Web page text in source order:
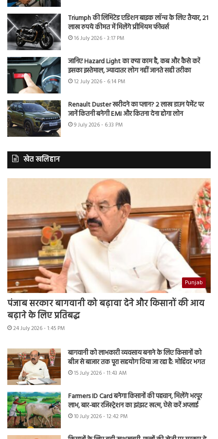
Triumph की लिमिटेड एडिशन बाइक लॉन्च के लिए तैयार, 21
लाख रुपये कीमत में मिलेंगे प्रीमियम फीचर्स
16 July 2026 - 3:17 PM
जानिए Hazard Light का क्या काम है, कब और कैसे करें
इसका इस्तेमाल, ज्यादातर लोग नहीं जानते सही तरीका
12 July 2026 - 6:14 PM
Renault Duster खरीदने का प्लान? 2 लाख डाउन पेमेंट पर
जानें कितनी बनेगी EMI और कितना देना होगा लोन
9 July 2026 - 6:33 PM
खेत खलिहान
Punjab
पंजाब सरकार बागवानी को बढ़ावा देने और किसानों की आय
बढ़ाने के लिए प्रतिबद्ध
24 July 2026 - 1:45 PM
बागवानी को लाभकारी व्यवसाय बनाने के लिए किसानों को
बीज से बाजार तक पूरा सहयोग दिया जा रहा है: मोहिंदर भगत
15 July 2026 - 11:43 AM
Farmers ID Card बनेगा किसानों की पहचान, मिलेंगे भरपूर
लाभ, बार-बार रजिस्ट्रेशन का झंझट खत्म, ऐसे करें अप्लाई
10 July 2026 - 12:42 PM